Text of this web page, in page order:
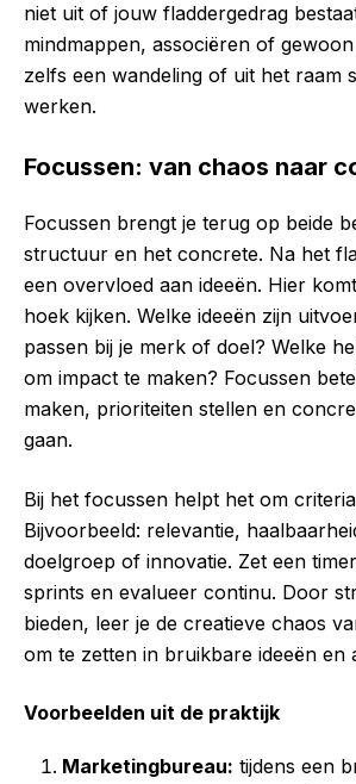
niet uit of jouw fladdergedrag
mindmappen, associëren of
zelfs een wandeling of uit het raam
werken.
Focussen: van chaos naar
Focussen brengt je terug op beide
structuur en het concrete. Na het
een overvloed aan ideeën. Hier
hoek kijken. Welke ideeën zijn
passen bij je merk of doel? Welke
om impact te maken? Focussen
maken, prioriteiten stellen en
gaan.
Bij het focussen helpt het om
Bijvoorbeeld: relevantie,
doelgroep of innovatie. Zet een
sprints en evalueer continu. Door
bieden, leer je de creatieve chaos
om te zetten in bruikbare ideeën en
Voorbeelden uit de praktijk
Marketingbureau: tijdens een